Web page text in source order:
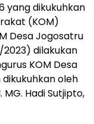
yang dikukuhkan
(KOM)
Desa Jogosatru
dilakukan
KOM Desa
oleh
MG. Hadi Sutjipto,